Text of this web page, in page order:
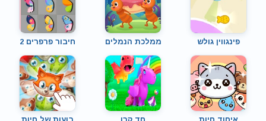
פינגווין גולש ממלכת הנמלים חיבור פרפרים 2